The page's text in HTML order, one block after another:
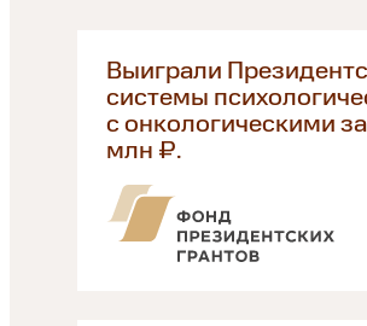
Выиграли
системы
с онкологическими
млн ₽.